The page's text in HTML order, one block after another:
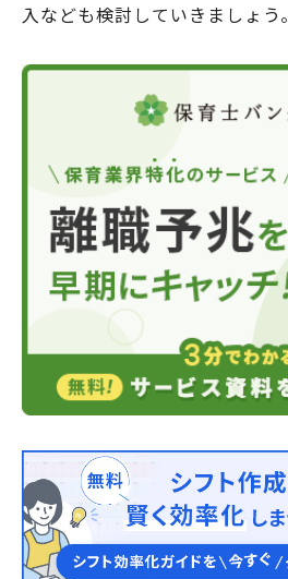
入なども検討していきましょう。